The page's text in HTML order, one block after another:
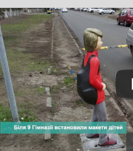
TV СЮЖЕТ БЕЗ КОМЕНТАРІВ
Неподалік
дітей з